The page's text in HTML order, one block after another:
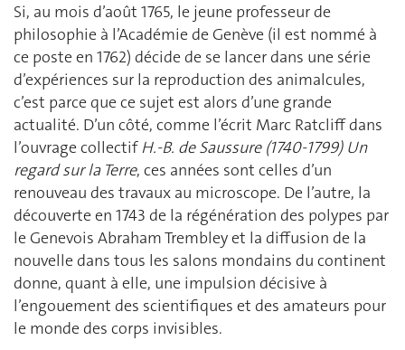
Si, au mois d’août 1765, le jeune professeur de
philosophie à l’Académie de Genève (il est nommé à
ce poste en 1762) décide de se lancer dans une série
d’expériences sur la reproduction des animalcules,
c’est parce que ce sujet est alors d’une grande
actualité. D’un côté, comme l’écrit Marc Ratcliff dans
l’ouvrage collectifH.-B. de Saussure (1740-1799) Un
regard sur la Terre, ces années sont celles d’un
renouveau des travaux au microscope. De l’autre, la
découverte en 1743 de la régénération des polypes par
le Genevois Abraham Trembley et la diffusion de la
nouvelle dans tous les salons mondains du continent
donne, quant à elle, une impulsion décisive à
l’engouement des scientifiques et des amateurs pour
le monde des corps invisibles.